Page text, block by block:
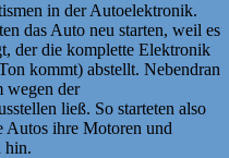
in der Autoelektronik.
das Auto neu starten, weil es
der die komplette Elektronik
kommt) abstellt. Nebendran
wegen der
ließ. So starteten also
Autos ihre Motoren und
hin.